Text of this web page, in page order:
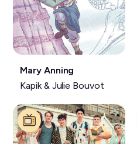
Livre:
Mary Anning
Kapik & Julie Bouvot